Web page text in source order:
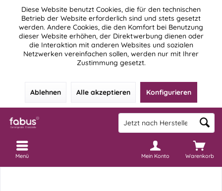
Diese Website benutzt Cookies, die für den technischen
Betrieb der Website erforderlich sind und stets gesetzt
werden. Andere Cookies, die den Komfort bei Benutzung
dieser Website erhöhen, der Direktwerbung dienen oder
die Interaktion mit anderen Websites und sozialen
Netzwerken vereinfachen sollen, werden nur mit Ihrer
Zustimmung gesetzt.
Ablehnen Alle akzeptieren Konfigurieren
Warenkorb
Mein Konto
Menü